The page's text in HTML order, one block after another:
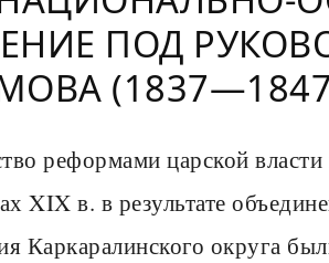
ПОД
(1837—1847
реформами царской
XIX в. в результате
Каркаралинского округа